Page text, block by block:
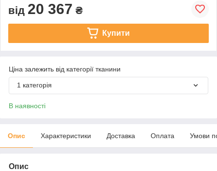
від 20 367 ₴
Купити
Ціна залежить від категорії тканини
1 категорія
В наявності
Опис Характеристики Доставка Оплата Умови
Опис